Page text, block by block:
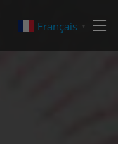
Français ▼